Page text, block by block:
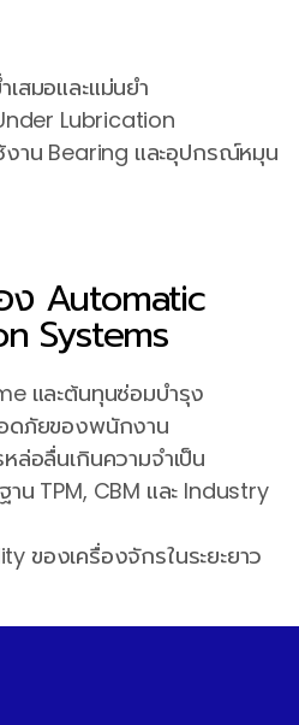
เสมอและแม่นยำ
Lubrication
งาน Bearing และอุปกรณ์หมุน
ง Automatic
Systems
และต้นทุนซ่อมบำรุง
ดภัยของพนักงาน
ล่อลื่นเกินความจำเป็น
าน TPM, CBM และ Industry
ของเครื่องจักรในระยะยาว